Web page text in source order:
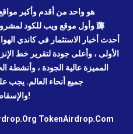
الأولى ، وأعلى جودة لتقرير خط
المميزة عالية الجودة ،
جميع أنحاء العالم. يجب
blockchain والإسقاط الجوي. تحضير الموقع!
TokenAirdrop.Com